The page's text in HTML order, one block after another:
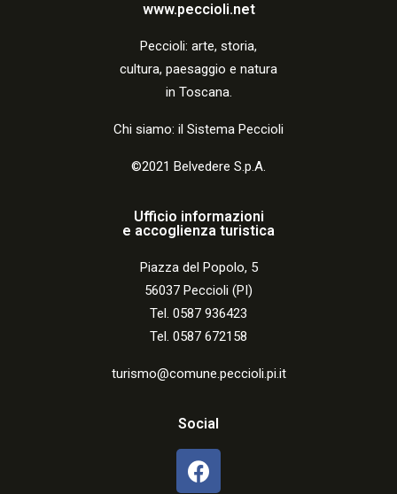
www.peccioli.net
Peccio li: arte, storia,
cultura, paesaggio e natura
in Toscana.
Chi siamo: il Sistema Peccioli
©2021 Belvedere S.p.A.
Ufficio informazioni
e accoglienza turistica
Piazza del Popolo, 5
56037 Peccioli (PI)
Tel. 0587 936423
Tel. 0587 672158
turismo@comune.peccioli.pi.it
Social